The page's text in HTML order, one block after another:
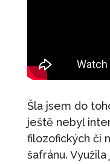
Šla jsem do
ještě nebyl
filozofických či
šafránu.